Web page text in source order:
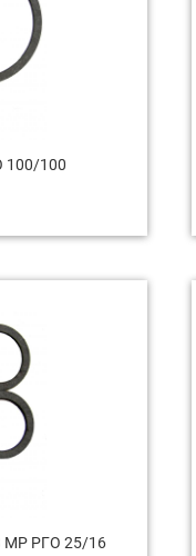
100
РГО 25/16